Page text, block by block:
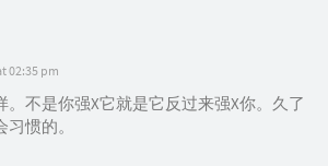
02:35 pm
。不是你强X它就是它反过来强X你。久了
惯的。